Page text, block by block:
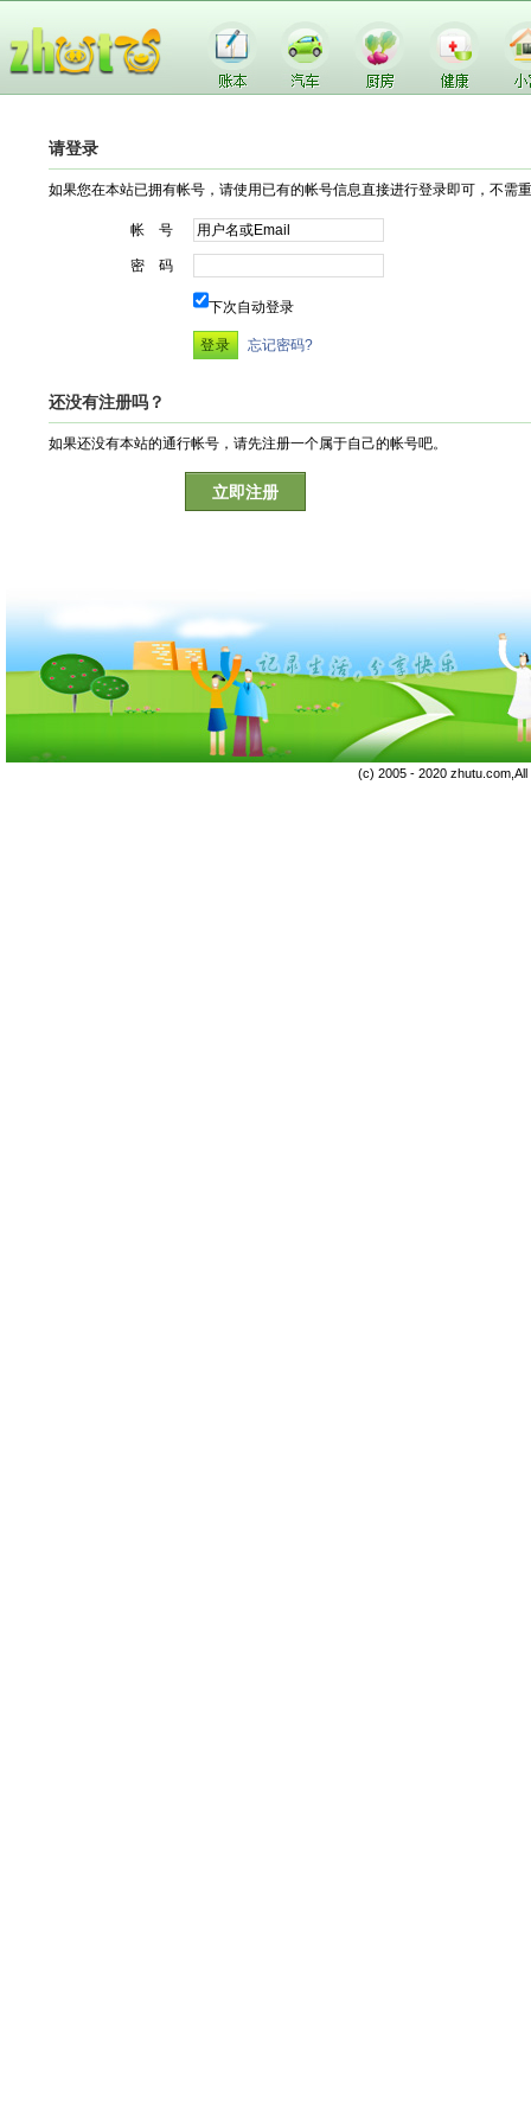
请登录
如果您在本站已拥有帐号，请使用已有的帐号信息直接进行登录即可，不需
帐 号
密 码
下次自动登录
忘记密码?
还没有注册吗？
如果还没有本站的通行帐号，请先注册一个属于自己的帐号吧。
立即注册
(c) 2005 - 2020